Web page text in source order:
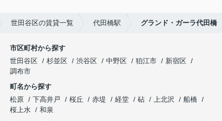
世田谷区の賃貸一覧 代田橋駅 グランド・ガーラ代田橋
市区町村から探す
世田谷区
杉並区 渋谷区 中野区 狛江市
新宿区
調布市
町名から探す
松原
下高井戸 桜丘 赤堤 経堂 砧 上北沢
船橋
桜上水
和泉